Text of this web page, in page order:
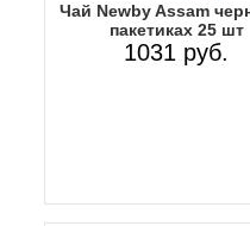
Чай Newby Assam
пакетиках 25 шт
1031 руб.